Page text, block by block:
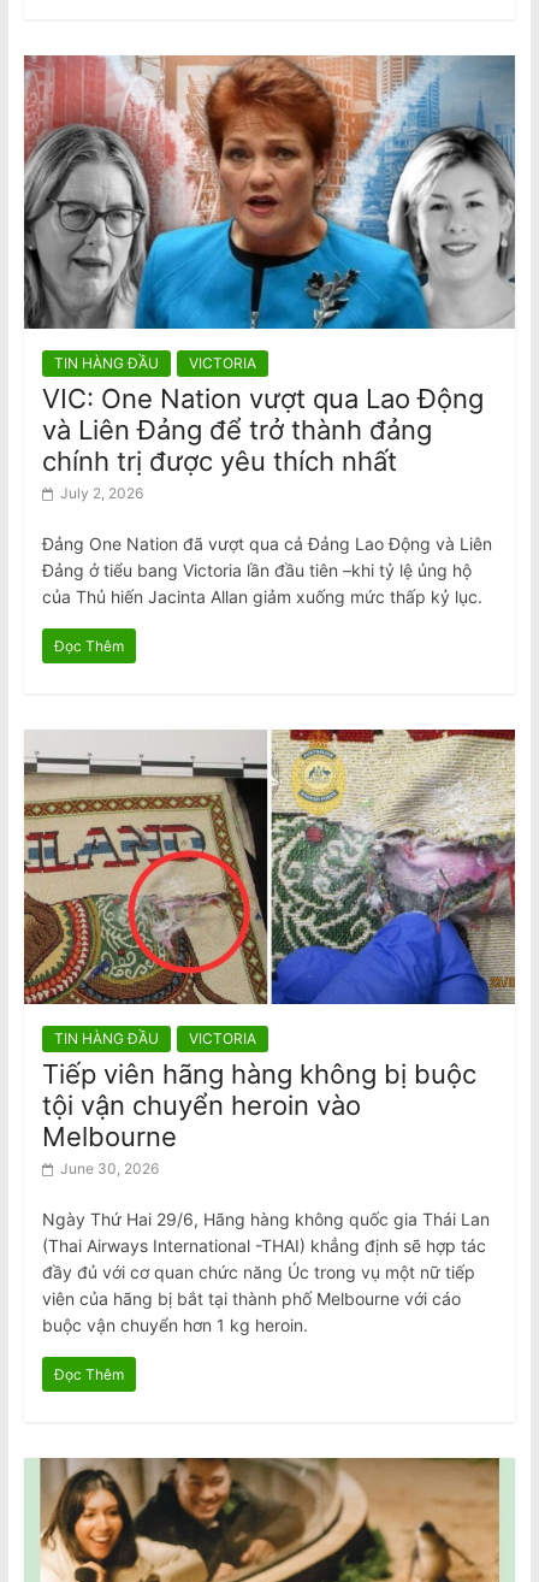
TIN HÀNG ĐẦU VICTORIA
VIC: One Nation vượt qua Lao Động
và Liên Đảng để trở thành đảng
chính trị được yêu thích nhất
July 2, 2026
Đảng One Nation đã vượt qua cả Đảng Lao Động và Liên
Đảng ở tiểu bang Victoria lần đầu tiên –khi tỷ lệ ủng hộ
của Thủ hiến Jacinta Allan giảm xuống mức thấp kỷ lục.
Đọc Thêm
TIN HÀNG ĐẦU VICTORIA
Tiếp viên hãng hàng không bị buộc
tội vận chuyển heroin vào
Melbourne
June 30, 2026
Ngày Thứ Hai 29/6, Hãng hàng không quốc gia Thái Lan
(Thai Airways International -THAI) khẳng định sẽ hợp tác
đầy đủ với cơ quan chức năng Úc trong vụ một nữ tiếp
viên của hãng bị bắt tại thành phố Melbourne với cáo
buộc vận chuyển hơn 1 kg heroin.
Đọc Thêm